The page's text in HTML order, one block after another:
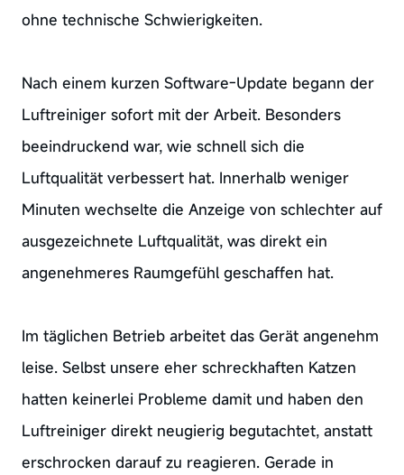
ohne technische Schwierigkeiten.
Nach einem kurzen Software-Update begann der
Luftreiniger sofort mit der Arbeit. Besonders
beeindruckend war, wie schnell sich die
Luftqualität verbessert hat. Innerhalb weniger
Minuten wechselte die Anzeige von schlechter auf
ausgezeichnete Luftqualität, was direkt ein
angenehmeres Raumgefühl geschaffen hat.
Im täglichen Betrieb arbeitet das Gerät angenehm
leise. Selbst unsere eher schreckhaften Katzen
hatten keinerlei Probleme damit und haben den
Luftreiniger direkt neugierig begutachtet, anstatt
erschrocken darauf zu reagieren. Gerade in